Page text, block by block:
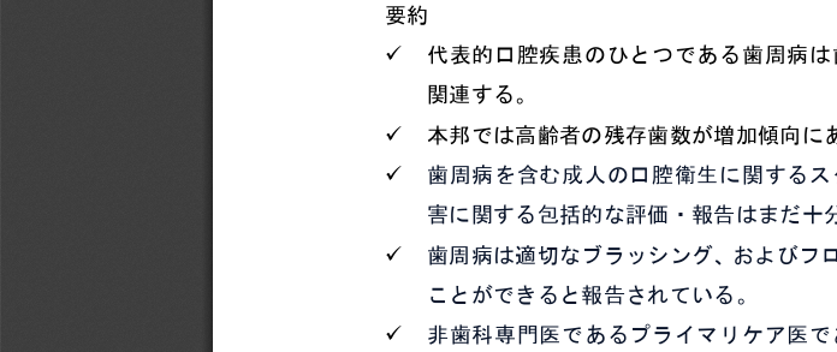
要約
ü
代表的口腔疾患のひとつである歯周病
関連する。
ü
本邦では高齢者の残存歯数が増加傾向に
ü
歯周病を含む成人の口腔衛生に関する
害に関する包括的な評価・報告はまだ十
ü
歯周病は適切なブラッシング、およびフ
ことができると報告されている。
ü
非歯科専門医であるプライマリケア医で